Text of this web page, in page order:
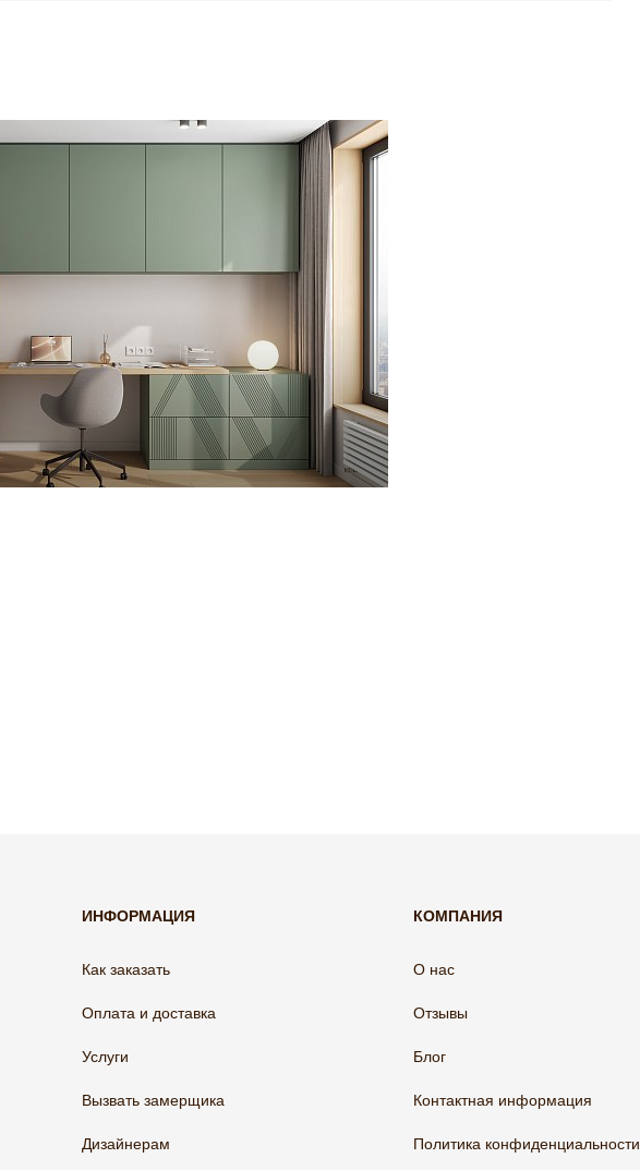
ИНФОРМАЦИЯ
Как заказать
Оплата и доставка
Услуги
Вызвать замерщика
Дизайнерам
КОМПАНИЯ
О нас
Отзывы
Блог
Контактная информация
Политика конфиденциальности